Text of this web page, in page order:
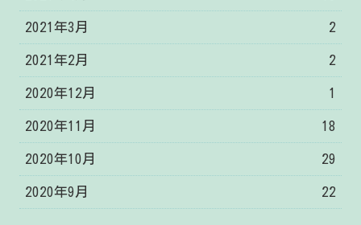
2021年3月 2
2021年2月 2
2020年12月 1
2020年11月 18
2020年10月 29
2020年9月 22